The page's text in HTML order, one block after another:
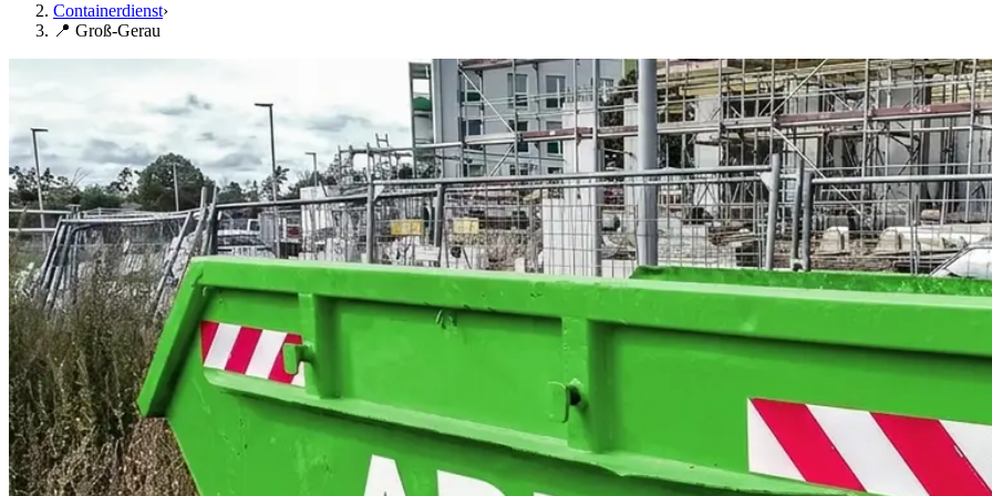
Containerdienst›
📍 Groß-Gerau